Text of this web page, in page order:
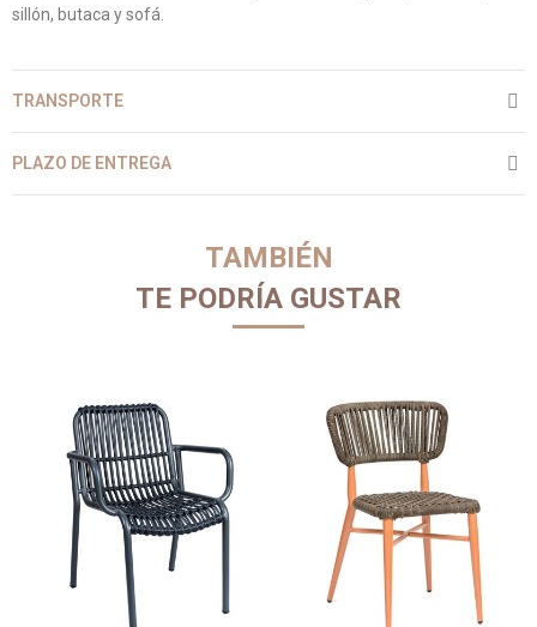
sillón, butaca y sofá.
TRANSPORTE
PLAZO DE ENTREGA
TAMBIÉN
TE PODRÍA GUSTAR